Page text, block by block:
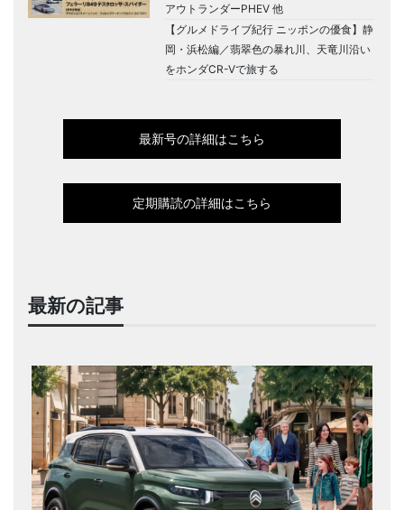
アウトランダーPHEV 他
【グルメドライブ紀行 ニッポンの優食】静
岡・浜松編／翡翠色の暴れ川、天竜川沿い
をホンダCR-Vで旅する
最新号の詳細はこちら
定期購読の詳細はこちら
最新の記事